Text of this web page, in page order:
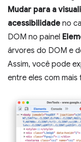
Mudar para a
acessibilidade no
DOM no painel
árvores do DOM e
Assim, você pode
entre eles com mais